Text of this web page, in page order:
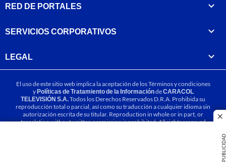
PUBLICIDAD
RED DE PORTALES
SERVICIOS CORPORATIVOS
LEGAL
El uso de este sitio web implica la aceptación de losTérminos y condiciones
yPolíticas de Tratamiento de la InformacióndeCARACOL
TELEVISIÓN S.A.Todos los Derechos Reservados D.R.A. Prohibida su
reproducción total o parcial, así como su traducción a cualquier idioma sin
autorización escrita de su titular. Reproduction in whole or in part, or
translation without written permission is prohibited. All rights reserved